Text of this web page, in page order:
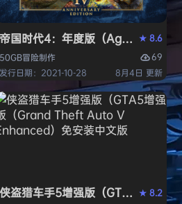
2 Stay Human: Reloaded
帝国时代4：年度版（Age of
★8.6
50GB冒险制作
69
发行日期：2021-10-28
8月4日 更新
》免安装中文版
侠盗猎车手5增强版（GTA5增强
★8.2